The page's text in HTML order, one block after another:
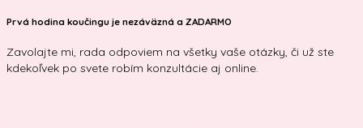
Prvá hodina koučingu je nezáväzná a ZADARMO
Zavolajte mi, rada odpoviem na všetky vaše otázky, či už ste
kdekoľvek po svete robím konzultácie aj online.